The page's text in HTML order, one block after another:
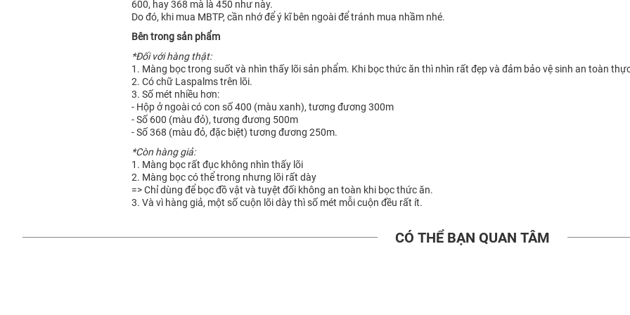
600, hay 368 mà là 450 như này.
Do đó, khi mua MBTP, cần nhớ để ý kĩ bên ngoài để tránh mua nhầm nhé.
Bên trong sản phẩm
*Đối với hàng thật:
1. Màng bọc trong suốt và nhìn thấy lõi sản phẩm. Khi bọc thức ăn thì nhìn rất đẹp và đảm bảo vệ sinh an toàn
2. Có chữ Laspalms trên lõi.
3. Số mét nhiều hơn:
- Hộp ở ngoài có con số 400 (màu xanh), tương đương 300m
- Số 600 (màu đỏ), tương đương 500m
- Số 368 (màu đỏ, đặc biệt) tương đương 250m.
*Còn hàng giả:
1. Màng bọc rất đục không nhìn thấy lõi
2. Màng bọc có thể trong nhưng lõi rất dày
=> Chỉ dùng để bọc đồ vật và tuyệt đối không an toàn khi bọc thức ăn.
3. Và vì hàng giả, một số cuộn lõi dày thì số mét mỗi cuộn đều rất ít.
CÓ THỂ BẠN QUAN TÂM